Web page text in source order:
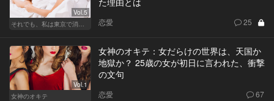
Vol.5
恋愛 25
Vol.1
女神のオキテ
女神のオキテ：女だらけの世界は、天国か
地獄か？ 25歳の女が初日に言われた、衝撃
の文句
恋愛 67